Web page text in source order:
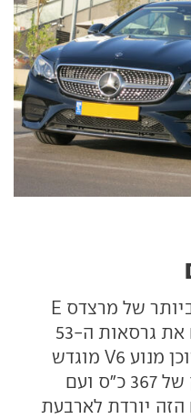
ה-450 היא הגרסה החזקה ביותר של מרצדס E
קופה, בהנחה ולא מחשיבים את גרסאות ה-53
וה-63 של AMG. בחרטום שוכן מנוע V6 מוגדש
בנפח 3.0 ליטרים, עם הספק של 367 כ"ס ועם
הכוח הזה יורדת לארבעת